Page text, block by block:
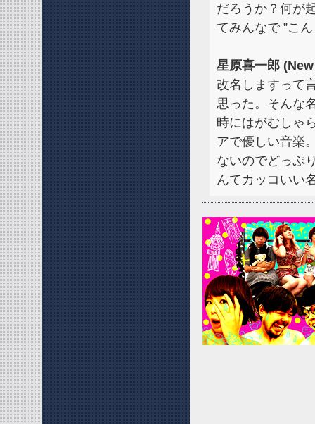
だろうか？何が
てみんなで ”こ
星原喜一郎
改名しますって
思った。そんな
時にはがむしゃ
アで優しい音楽
ないのでどっぷ
んてカッコいい